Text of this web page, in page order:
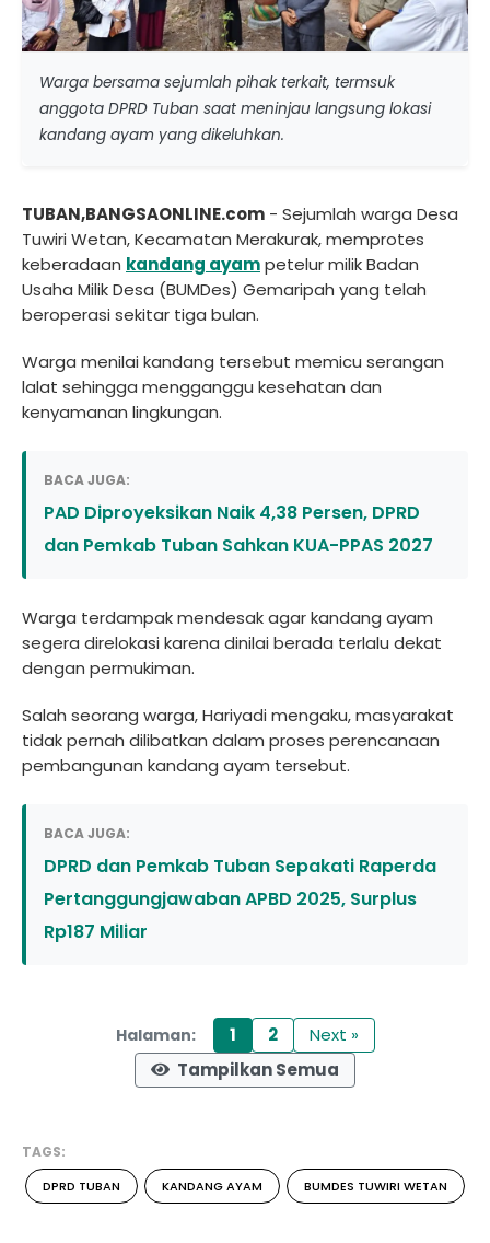
Warga bersama sejumlah pihak terkait, termsuk
anggota DPRD Tuban saat meninjau langsung lokasi
kandang ayam yang dikeluhkan.
TUBAN,BANGSAONLINE.com - Sejumlah warga Desa
Tuwiri Wetan, Kecamatan Merakurak, memprotes
keberadaan kandang ayampetelur milik Badan
Usaha Milik Desa (BUMDes) Gemaripah yang telah
beroperasi sekitar tiga bulan.
Warga menilai kandang tersebut memicu serangan
lalat sehingga mengganggu kesehatan dan
kenyamanan lingkungan.
BACA JUGA:
PAD Diproyeksikan Naik 4,38 Persen, DPRD
dan Pemkab Tuban Sahkan KUA-PPAS 2027
Warga terdampak mendesak agar kandang ayam
segera direlokasi karena dinilai berada terlalu dekat
dengan permukiman.
Salah seorang warga, Hariyadi mengaku, masyarakat
tidak pernah dilibatkan dalam proses perencanaan
pembangunan kandang ayam tersebut.
BACA JUGA:
DPRD dan Pemkab Tuban Sepakati Raperda
Pertanggungjawaban APBD 2025, Surplus
Rp187 Miliar
Halaman: 1 2
Next »
Tampilkan Semua
TAGS:
DPRD TUBAN KANDANG AYAM BUMDES TUWIRI WETAN